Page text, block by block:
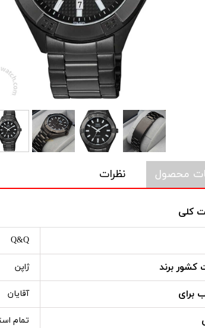
محصول نظرات
کلی
Q&Q
کشور برند ژاپن
برای آقایان
تمام